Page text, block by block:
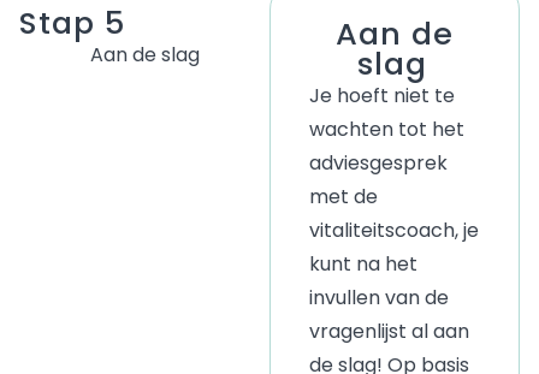
Stap 5
Aan de slag Aan de
slag
Je hoeft niet te
wachten tot het
adviesgesprek
met de
vitaliteitscoach, je
kunt na het
invullen van de
vragenlijst al aan
de slag! Op basis